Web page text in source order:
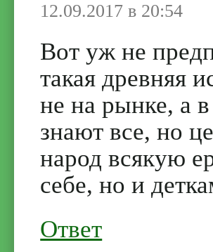
12.09.2017 в 20:54
Вот уж не
такая древняя
не на рынке, а
знают все, но
народ всякую
себе, но и
Ответ